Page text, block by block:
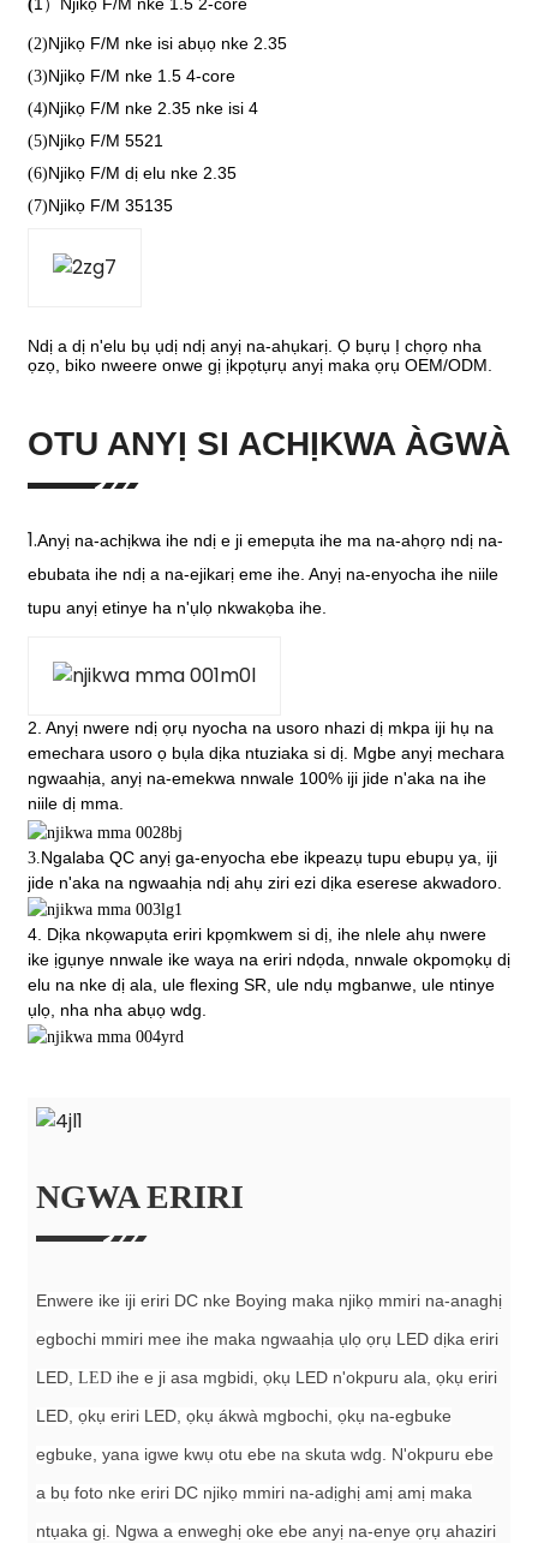
(
(2)Njikọ F/M nke isi abụọ nke 2.35
(3)Njikọ F/M nke 1.5 4-core
(4)Njikọ F/M nke 2.35 nke isi 4
(5)Njikọ F/M 5521
(6)Njikọ F/M dị elu nke 2.35
(7)Njikọ F/M 35135
Ndị a dị n'elu bụ ụdị ndị anyị na-ahụkarị. Ọ bụrụ Ị chọrọ nha
ọzọ, biko nweere onwe gị ịkpọtụrụ anyị maka ọrụ OEM/ODM.
OTU ANYỊ SI ACHỊKWA ÀGWÀ
1.Anyị na-achịkwa ihe ndị e ji emepụta ihe ma na-ahọrọ ndị na-
ebubata ihe ndị a na-ejikarị eme ihe. Anyị na-enyocha ihe niile
tupu anyị etinye ha n'ụlọ nkwakọba ihe.
2. Anyị nwere ndị ọrụ nyocha na usoro nhazi dị mkpa iji hụ na
emechara usoro ọ bụla dịka ntuziaka si dị. Mgbe anyị mechara
ngwaahịa, anyị na-emekwa nnwale 100% iji jide n'aka na ihe
niile dị mma.
3. Ngalaba QC anyị ga-enyocha ebe ikpeazụ tupu ebupụ ya, iji
jide n'aka na ngwaahịa ndị ahụ ziri ezi dịka eserese akwadoro.
4. Dịka nkọwapụta eriri kpọmkwem si dị, ihe nlele ahụ nwere
ike ịgụnye nnwale ike waya na eriri ndọda, nnwale okpomọkụ dị
elu na nke dị ala, ule flexing SR, ule ndụ mgbanwe, ule ntinye
ụlọ, nha nha abụọ wdg.
NGWA ERIRI
Enwere ike iji eriri DC nke Boying maka njikọ mmiri na-anaghị
egbochi mmiri mee ihe maka ngwaahịa ụlọ ọrụ LED dịka eriri
LED, LED ihe e ji asa mgbidi, ọkụ LED n'okpuru ala, ọkụ eriri
LED, ọkụ eriri LED, ọkụ ákwà mgbochi, ọkụ na-egbuke
egbuke, yana igwe kwụ otu ebe na skuta wdg. N'okpuru ebe
a bụ foto nke eriri DC njikọ mmiri na-adịghị amị amị maka
ntụaka gị. Ngwa a enweghị oke ebe anyị na-enye ọrụ ahaziri